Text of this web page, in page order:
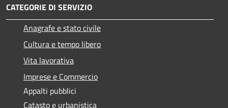
CATEGORIE DI SERVIZIO
Anagrafe e stato civile
Cultura e tempo libero
Vita lavorativa
Imprese e Commercio
Appalti pubblici
Catasto e urbanistica